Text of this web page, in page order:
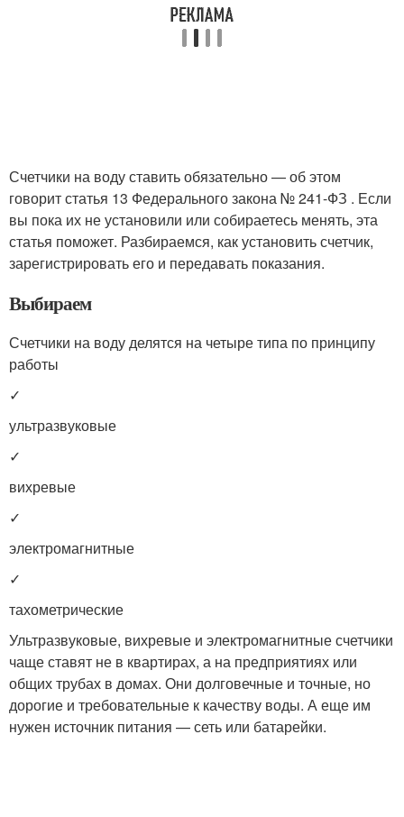
Счетчики на воду ставить обязательно — об этом
говорит статья 13 Федерального закона № 241-ФЗ . Если
вы пока их не установили или собираетесь менять, эта
статья поможет. Разбираемся, как установить счетчик,
зарегистрировать его и передавать показания.
Выбираем
Счетчики на воду делятся на четыре типа по принципу
работы
✓
ультразвуковые
✓
вихревые
✓
электромагнитные
✓
тахометрические
Ультразвуковые, вихревые и электромагнитные счетчики
чаще ставят не в квартирах, а на предприятиях или
общих трубах в домах. Они долговечные и точные, но
дорогие и требовательные к качеству воды. А еще им
нужен источник питания — сеть или батарейки.